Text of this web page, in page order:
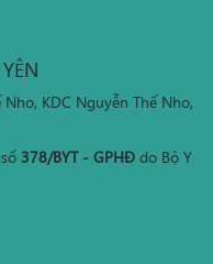
KDC Nguyễn Thế Nho,
378/BYT - GPHĐ do Bộ Y